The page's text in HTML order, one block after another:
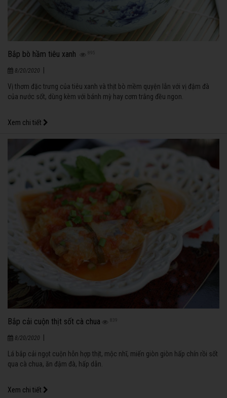
Bắp bò hầm tiêu xanh 895
8/20/2020 |
Vị thơm đặc trưng của tiêu xanh và thịt bò mềm quyện lẫn với vị đậm đà
của nước sốt, dùng kèm với bánh mỳ hay cơm trắng đều ngon.
Xem chi tiết
Bắp cải cuộn thịt sốt cà chua 839
8/20/2020
Lá bắp cải ngọt cuộn hỗn hợp thịt, mộc nhĩ, miến giòn giòn hấp chín rồi sốt
qua cà chua, ăn đậm đà, hấp dẫn.
Xem chi tiết